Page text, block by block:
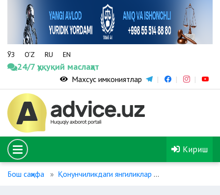
ЎЗ O‘Z RU EN
24/7 ҳуқуқий маслаҳат
Махсус имкониятлар
Кириш
Бош саҳифа Қонунчиликдаги янгиликлар